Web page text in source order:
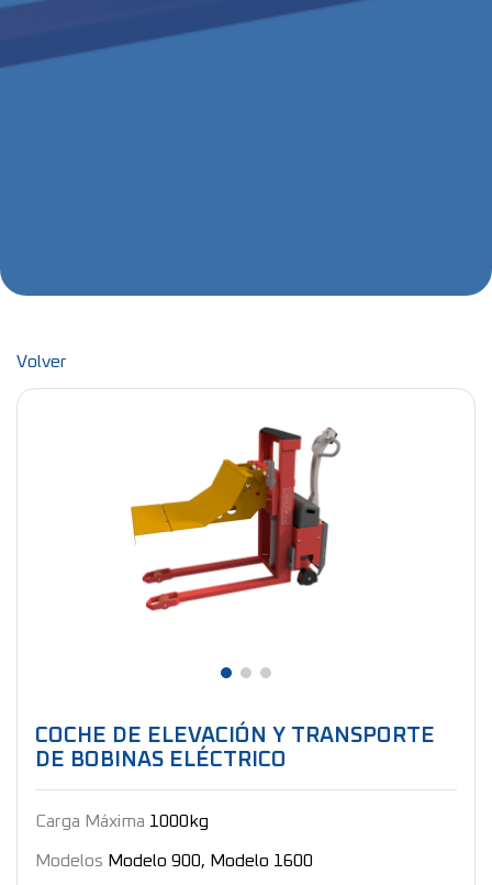
Volver
COCHE DE ELEVACIÓN Y TRANSPORTE
DE BOBINAS ELÉCTRICO
Carga Máxima 1000kg
Modelos Modelo 900, Modelo 1600